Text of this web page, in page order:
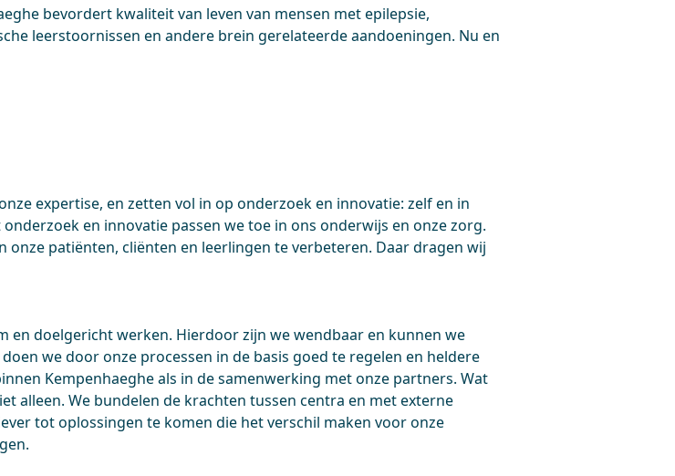
bevordert kwaliteit van leven van mensen met epilepsie,
leerstoornissen en andere brein gerelateerde aandoeningen. Nu en
expertise, en zetten vol in op onderzoek en innovatie: zelf en in
en innovatie passen we toe in ons onderwijs en onze zorg.
onze patiënten, cliënten en leerlingen te verbeteren. Daar dragen wij
en doelgericht werken. Hierdoor zijn we wendbaar en kunnen we
we door onze processen in de basis goed te regelen en heldere
Kempenhaeghe als in de samenwerking met onze partners. Wat
alleen. We bundelen de krachten tussen centra en met externe
tot oplossingen te komen die het verschil maken voor onze